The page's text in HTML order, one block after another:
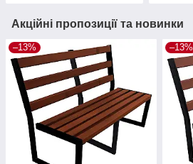
Акційні пропозиції та новинки
–13% –13%